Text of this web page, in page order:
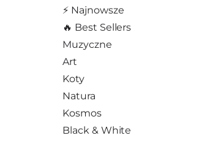
⚡️ Najnowsze
🔥 Best Sellers
Muzyczne
Art
Koty
Natura
Kosmos
Black & White